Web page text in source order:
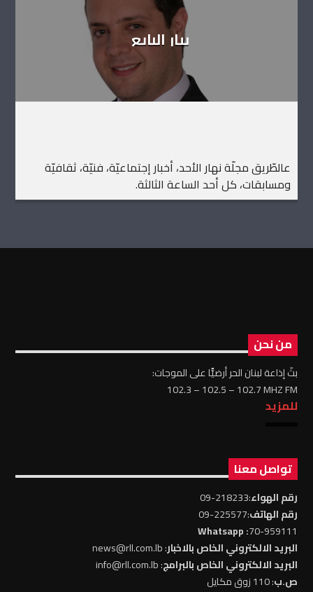
بيار البايع
عالطّريق مجلّة نهار الأحد، أخبار إجتماعيّة، فنيّة، ثقافيّة
ومسابقات، كل أحد الساعة الثالثة.
من نحن
بثّ إذاعة لبنان الحر أرضيًّا على الموجات:
102.3 – 102.5 – 102.7 MHZ FM
للمزيد
تواصل معنا
رقم الهواء:218233-09
رقم الهاتف:225577-09
70-959111
: Whatsapp
البريد الالكتروني الخاص بالاخبار: news@rll.com.lb
البريد الالكتروني الخاص بالبرامج: info@rll.com.lb
ص.ب: 110 زوق مكايل